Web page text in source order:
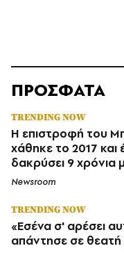
ΠΡΟΣΦΑΤΑ
TRENDING NOW
Η επιστροφή του
χάθηκε το 2017 και
δακρύσει 9 χρόνια
Newsroom
TRENDING NOW
«Εσένα σ' αρέσει
απάντησε σε θεατή